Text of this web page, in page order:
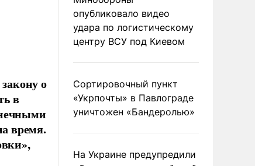
о
в
время.
опубликовало видео
удара по логистическому
центру ВСУ под Киевом
Сортировочный пункт
«Укрпочты» в Павлограде
уничтожен «Бандеролью»
На Украине предупредили